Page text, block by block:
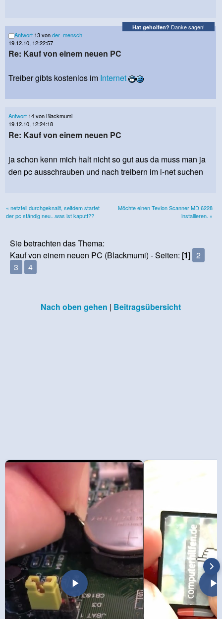
Hat geholfen? Danke sagen!
Antwort 13 vonder_mensch
19.12.10, 12:22:57
Re: Kauf von einem neuen PC
Treiber gibts kostenlos im Internet
Antwort 14 von Blackmumi
19.12.10, 12:24:18
Re: Kauf von einem neuen PC
ja schon kenn mich halt nicht so gut aus da muss man ja
den pc ausschrauben und nach treibern im i-net suchen
« netzteil durchgeknallt, seitdem startet
der pc ständig neu...was ist kaputt??
Möchte einen Tevion Scanner MD 6228
installieren. »
Sie betrachten das Thema:
Kauf von einem neuen PC (Blackmumi) - Seiten: [1] 2
3
4
Nach oben gehen | Beitragsübersicht